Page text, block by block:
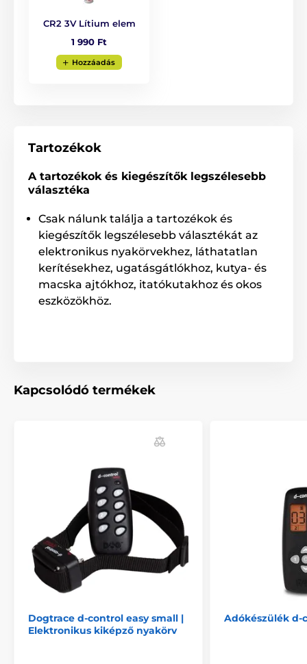
Adókészülék
Megjegyzés: A kép csak illusztráció.
változhatnak. A képek csak illusztrációk.
A termék a következő kategóriákba sorolt
Tartozékok kiképző nyakörvek
Adókészülék Dogtrace
CR2 3V Lítium elem
1 990 Ft
Hozzáadás
Tartozékok
A tartozékok és kiegészítők legszélesebb
választéka
Csak nálunk találja a tartozékok és
kiegészítők legszélesebb választékát az
elektronikus nyakörvekhez, láthatatlan
kerítésekhez, ugatásgátlókhoz, kutya- és
macska ajtókhoz, itatókutakhoz és okos
eszközökhöz.
Kapcsolódó termékek
Dogtrace d-control easy small |
Elektronikus kiképző nyakörv
Adókészülék d-